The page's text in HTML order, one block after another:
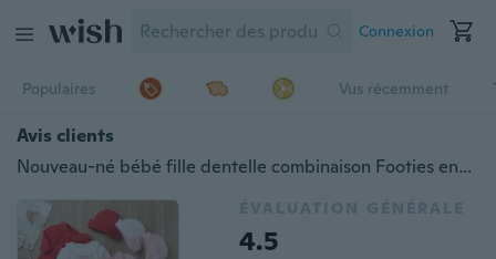
Connexion
Populaires Vus récemment
Avis clients
Nouveau-né bébé fille dentelle combinaison Footies ensemble avec casquette sac de couchage vêtements de bébé pour bébé
ÉVALUATION GÉNÉRALE
4.5